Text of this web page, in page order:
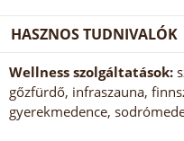
HASZNOS TUDNIVALÓK
Wellness szolgáltatások:
gőzfürdő, infraszauna,
gyerekmedence,